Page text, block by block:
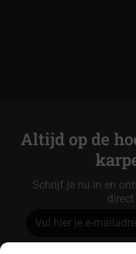
Altijd op de
Schrijf je nu in en